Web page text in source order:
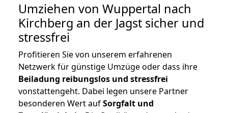
Umziehen von Wuppertal nach
Kirchberg an der Jagst sicher und
stressfrei
Profitieren Sie von unserem erfahrenen
Netzwerk für günstige Umzüge oder dass ihre
Beiladung reibungslos und stressfrei
vonstattengeht. Dabei legen unsere Partner
besonderen Wert aufSorgfalt und